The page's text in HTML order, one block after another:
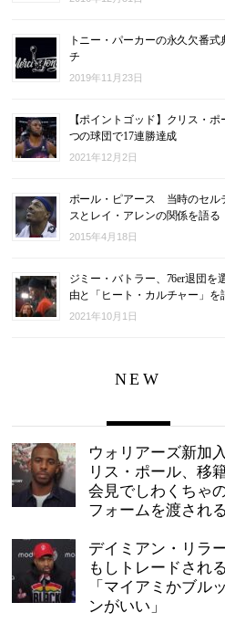
トニー・パーカーの永久欠番式
チ
2019年11月23日
【ポイントゴッド】クリス・ポ
つの球団で17連勝達成
2021年12月2日
ポール・ピアース 当時のセル
スとレイ・アレンの関係を語る
2015年4月18日
ジミー・バトラー、76er退団を
由と「ヒート・カルチャー」を
2021年10月1日
NEW
ウォリアーズ新加
リス・ポール、移
会見でしわくちゃ
フォームを渡される
デイミアン・リラー
もしトレードされ
「マイアミかブル
ンがいい」